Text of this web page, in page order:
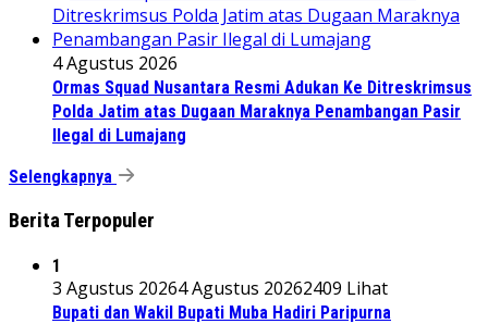
4 Agustus 2026
Ormas Squad Nusantara Resmi Adukan Ke Ditreskrimsus
Polda Jatim atas Dugaan Maraknya Penambangan Pasir
Ilegal di Lumajang
Selengkapnya
Berita Terpopuler
1
3 Agustus 20264 Agustus 20262409 Lihat
Bupati dan Wakil Bupati Muba Hadiri Paripurna